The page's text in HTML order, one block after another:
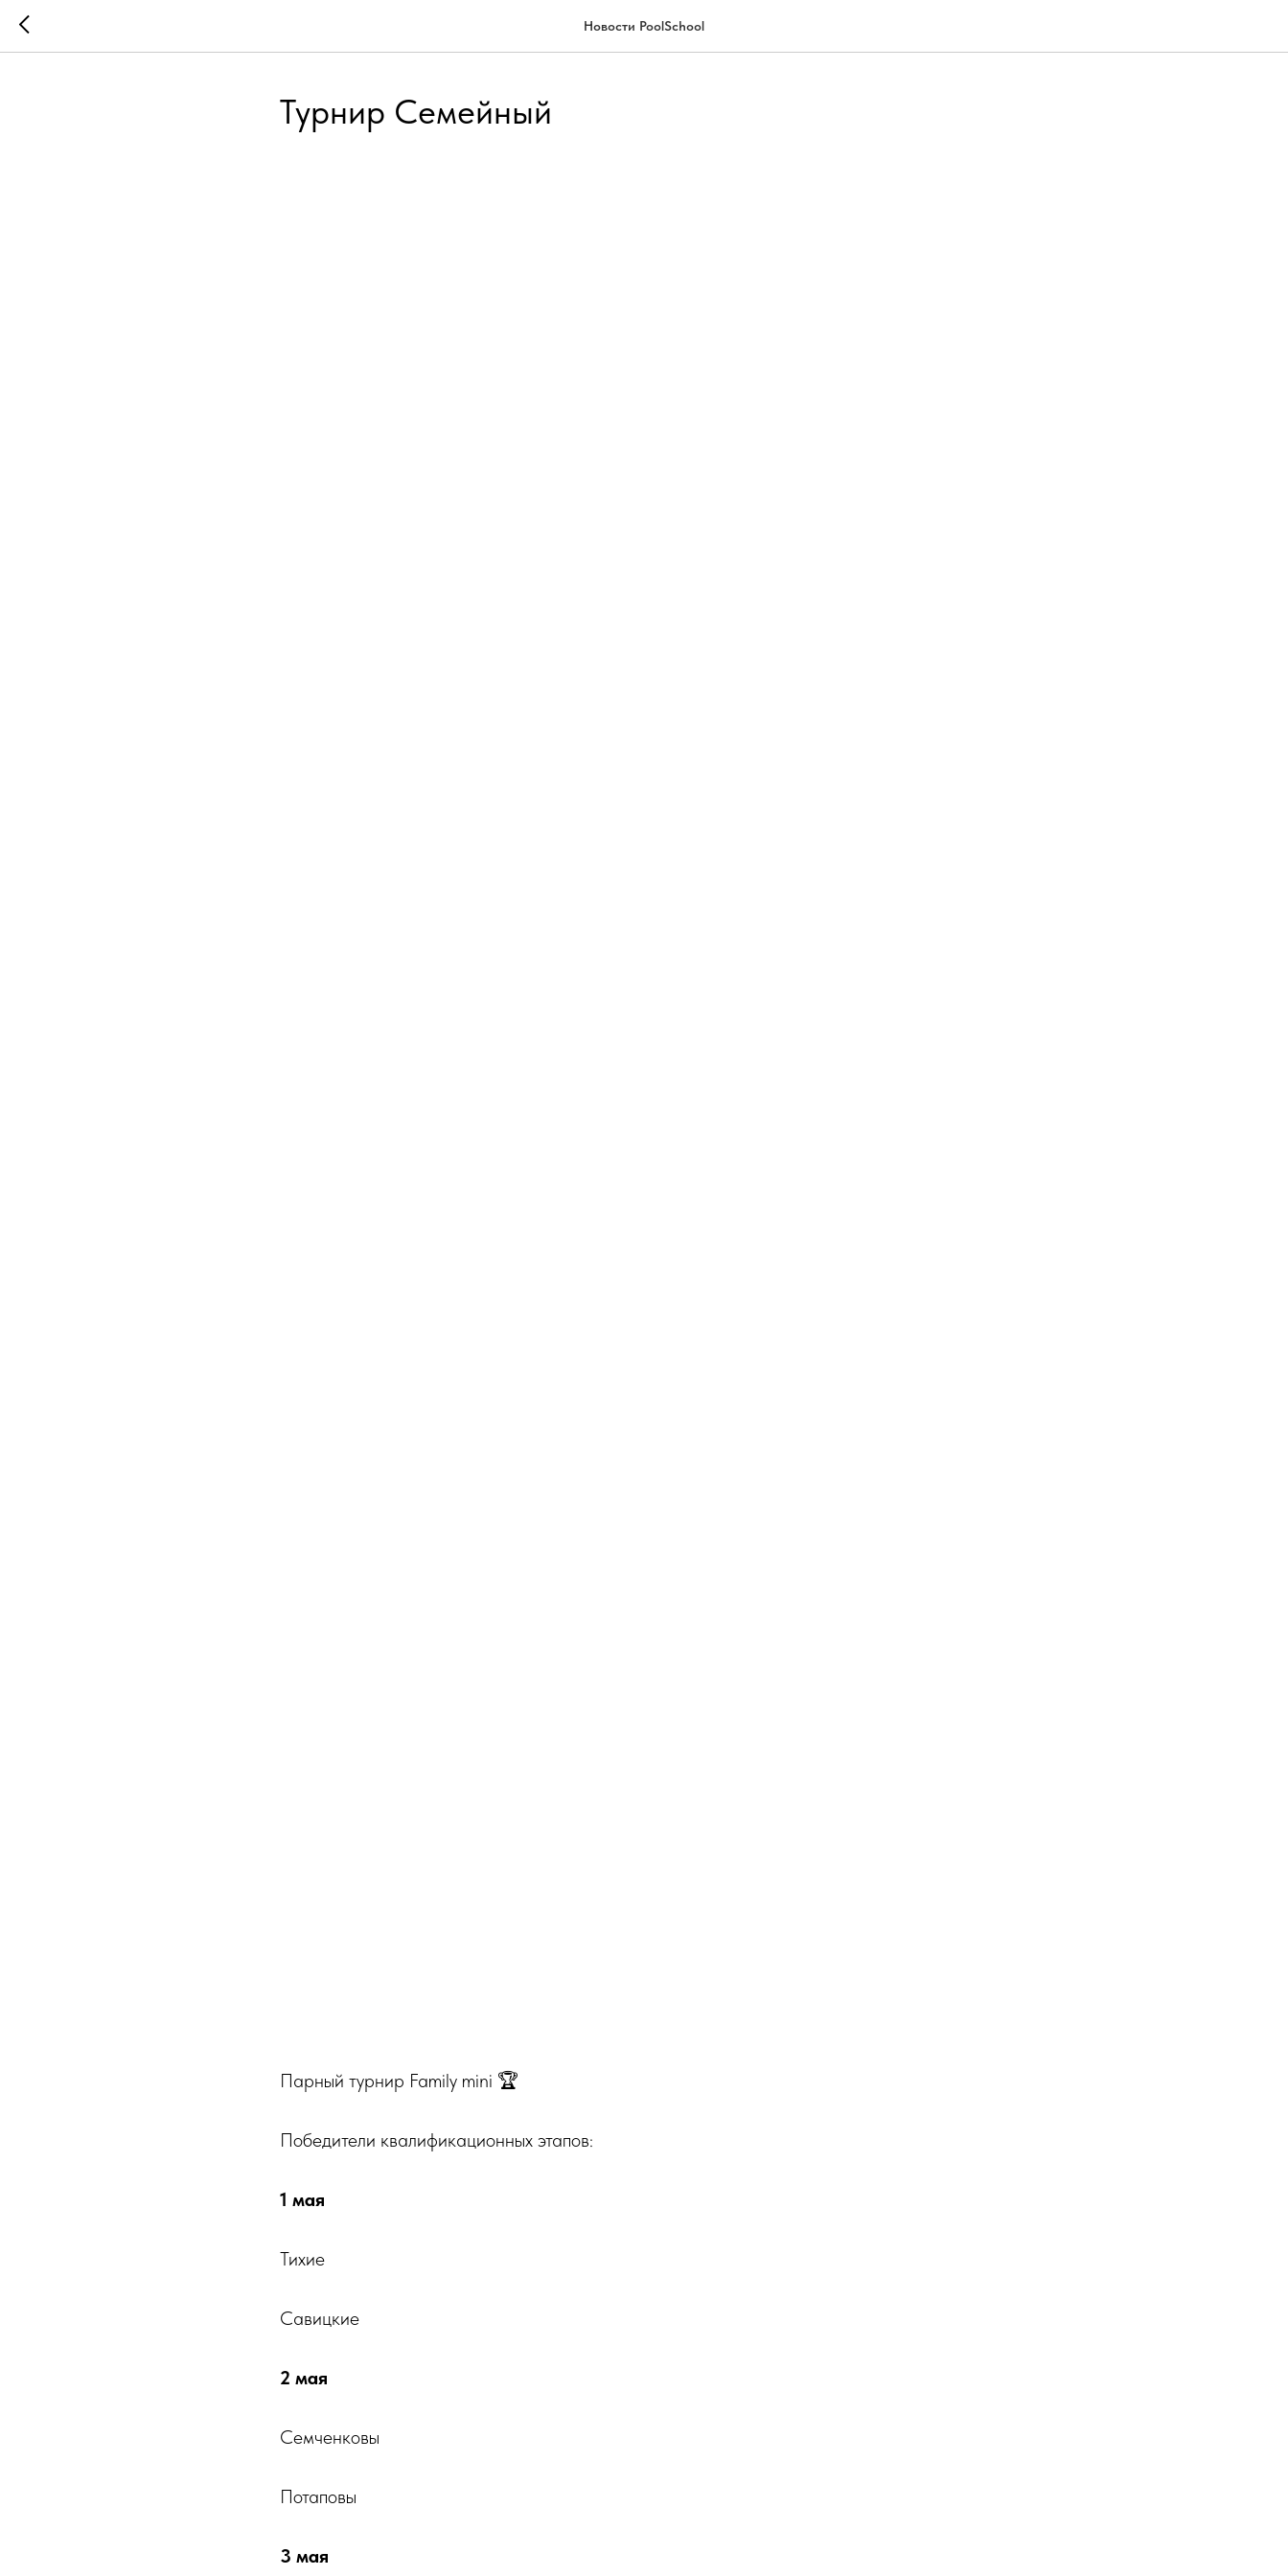
Новости PoolSchool
Турнир Семейный
Парный турнир Family mini 🏆
Победители квалификационных этапов:
1 мая
Тихие
Савицкие
2 мая
Семченковы
Потаповы
3 мая